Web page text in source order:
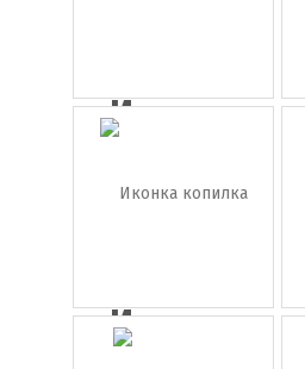
Иконка
Иконка
копилка